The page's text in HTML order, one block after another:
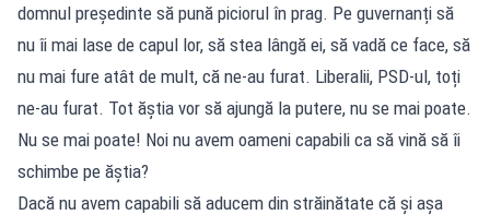
domnul președinte să pună piciorul în prag. Pe guvernanți să
nu îi mai lase de capul lor, să stea lângă ei, să vadă ce face, să
nu mai fure atât de mult, că ne-au furat. Liberalii, PSD-ul, toți
ne-au furat. Tot ăștia vor să ajungă la putere, nu se mai poate.
Nu se mai poate! Noi nu avem oameni capabili ca să vină să îi
schimbe pe ăștia?
Dacă nu avem capabili să aducem din străinătate că și așa